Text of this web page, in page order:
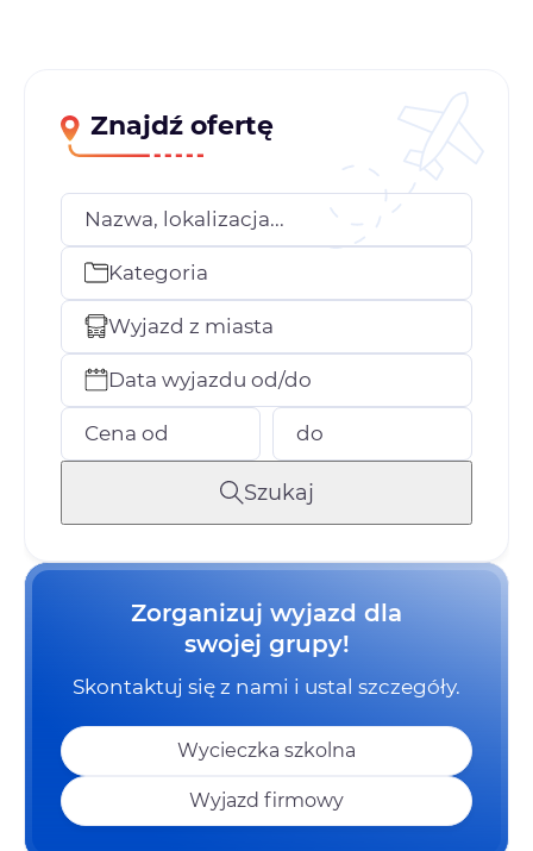
Znajdź ofertę
Nazwa, lokalizacja...
Kategoria
Wyjazd z miasta
Data wyjazdu od/do
Cena od do
Szukaj
Zorganizuj wyjazd dla
swojej grupy!
Skontaktuj się z nami i ustal szczegóły.
Wycieczka szkolna
Wyjazd firmowy